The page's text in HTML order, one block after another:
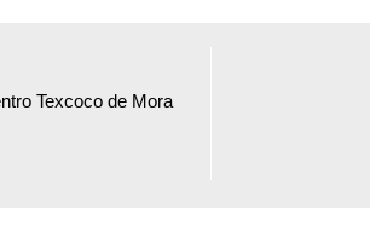
Texcoco de Mora